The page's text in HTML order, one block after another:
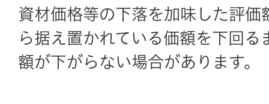
資材価格等の下落を加味した評価
ら据え置かれている価額を下回る
額が下がらない場合があります。